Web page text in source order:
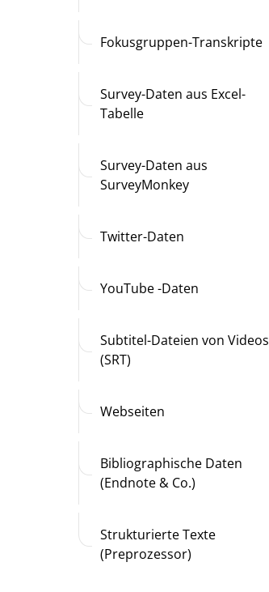
Fokusgruppen-Transkripte
Survey-Daten aus Excel-
Tabelle
Survey-Daten aus
SurveyMonkey
Twitter-Daten
YouTube -Daten
Subtitel-Dateien von Videos
(SRT)
Webseiten
Bibliographische Daten
(Endnote & Co.)
Strukturierte Texte
(Preprozessor)